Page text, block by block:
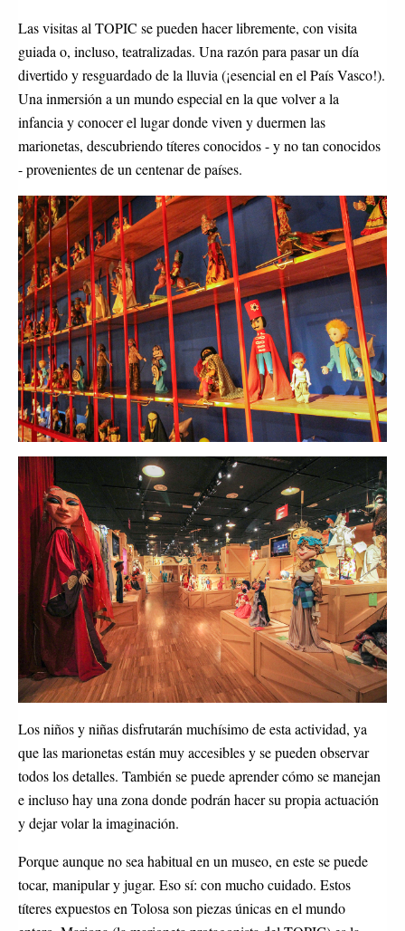
Las visitas al TOPIC se pueden hacer libremente, con visita
guiada o, incluso, teatralizadas. Una razón para pasar un día
divertido y resguardado de la lluvia (¡esencial en el País Vasco!).
Una inmersión a un mundo especial en la que volver a la
infancia y conocer el lugar donde viven y duermen las
marionetas, descubriendo títeres conocidos - y no tan conocidos
- provenientes de un centenar de países.
Los niños y niñas disfrutarán muchísimo de esta actividad, ya
que las marionetas están muy accesibles y se pueden observar
todos los detalles. También se puede aprender cómo se manejan
e incluso hay una zona donde podrán hacer su propia actuación
y dejar volar la imaginación.
Porque aunque no sea habitual en un museo, en este se puede
tocar, manipular y jugar. Eso sí: con mucho cuidado. Estos
títeres expuestos en Tolosa son piezas únicas en el mundo